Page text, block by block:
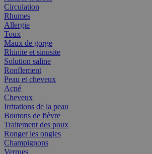
Circulation
Rhumes
Allergie
Toux
Maux de gorge
Rhinite et sinusite
Solution saline
Ronflement
Peau et cheveux
Acné
Cheveux
Irritations de la peau
Boutons de fièvre
Traitement des poux
Ronger les ongles
Champignons
Verrues